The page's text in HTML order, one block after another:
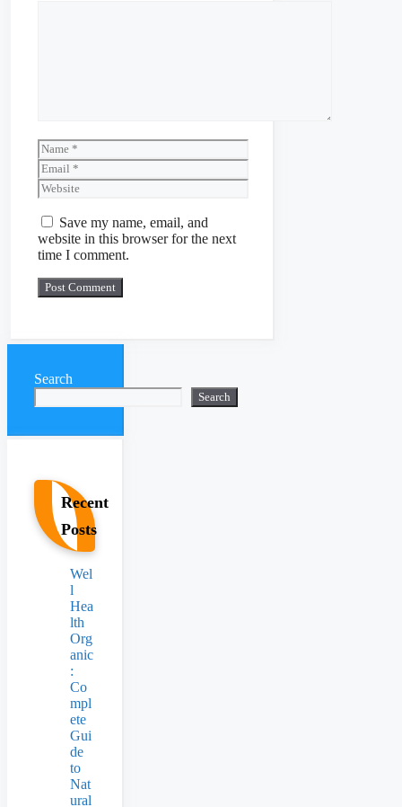
Name
Email
Website
Save my name, email, and
website in this browser for the next
time I comment.
Search
Search
Recent
Posts
Wel
l
Hea
lth
Org
anic
:
Co
mpl
ete
Gui
de
to
Nat
ural